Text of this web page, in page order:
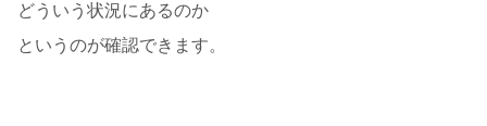
どういう状況にあるのか
というのが確認できます。